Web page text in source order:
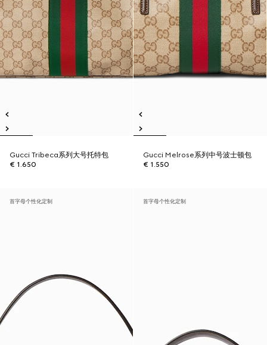
Gucci Tribeca系列大号托特包
€ 1.650
Gucci Melrose系列中号波士顿包
€ 1.550
首字母个性化定制 首字母个性化定制